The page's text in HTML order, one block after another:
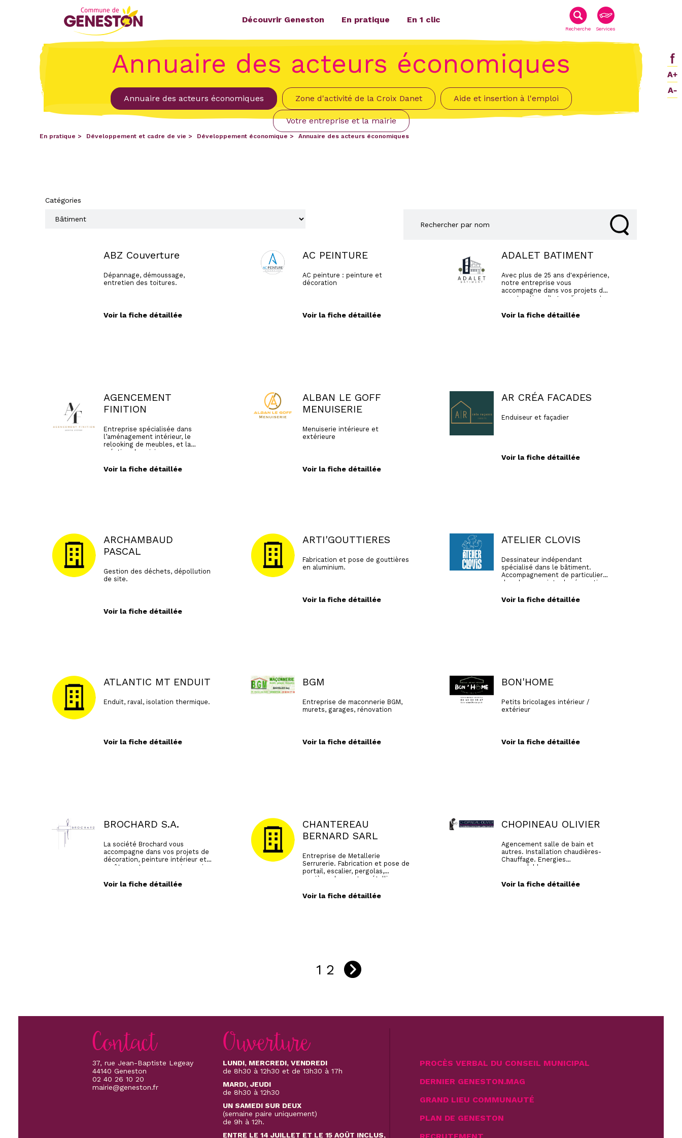
Recherche Services
Découvrir Geneston En pratique En 1 clic
Annuaire des acteurs économiques Zone d'activité de la Croix Danet Aide et insertion à l'emploi
Votre entreprise et la mairie
Annuaire des acteurs économiques
En pratique Développement et cadre de vie Développement économique Annuaire des acteurs économiques
Catégories
ABZ Couverture
Dépannage, démoussage,
entretien des toitures.
Voir la fiche détaillée
AC PEINTURE
AC peinture : peinture et
décoration
Voir la fiche détaillée
ADALET BATIMENT
Avec plus de 25 ans d'expérience,
notre entreprise vous
accompagne dans vos projets de
construction, d'agrandissement,
élévations. Nous disposons d'une
Voir la fiche détaillée
AGENCEMENT
FINITION
Entreprise spécialisée dans
l’aménagement intérieur, le
relooking de meubles, et la
création de cuisines sur-mesure.
Voir la fiche détaillée
ALBAN LE GOFF
MENUISERIE
Menuiserie intérieure et
extérieure
Voir la fiche détaillée
AR CRÉA FACADES
Enduiseur et façadier
Voir la fiche détaillée
ARCHAMBAUD
PASCAL
Gestion des déchets, dépollution
de site.
Voir la fiche détaillée
ARTI'GOUTTIERES
Fabrication et pose de gouttières
en aluminium.
Voir la fiche détaillée
ATELIER CLOVIS
Dessinateur indépendant
spécialisé dans le bâtiment.
Accompagnement de particuliers
dans leurs projets de rénovation,
Voir la fiche détaillée
ATLANTIC MT ENDUIT
Enduit, raval, isolation thermique.
Voir la fiche détaillée
BGM
Entreprise de maconnerie BGM,
murets, garages, rénovation
Voir la fiche détaillée
BON'HOME
Petits bricolages intérieur /
extérieur
Voir la fiche détaillée
BROCHARD S.A.
La société Brochard vous
accompagne dans vos projets de
décoration, peinture intérieur et
revêtements muraux mais aussi
deux locataires. Elle intervient
Voir la fiche détaillée
CHANTEREAU
BERNARD SARL
Entreprise de Metallerie
Serrurerie. Fabrication et pose de
portail, escalier, pergolas,
verrière, charpente métallique.
Voir la fiche détaillée
CHOPINEAU OLIVIER
Agencement salle de bain et
autres. Installation chaudières-
Chauffage. Energies
renouvelables
Voir la fiche détaillée
1 2
Contact
37, rue Jean-Baptiste Legeay
44140 Geneston
02 40 26 10 20
mairie@geneston.fr
Ouverture
LUNDI, MERCREDI, VENDREDI
de 8h30 à 12h30 et de 13h30 à 17h
MARDI, JEUDI
de 8h30 à 12h30
UN SAMEDI SUR DEUX
(semaine paire uniquement)
de 9h à 12h.
ENTRE LE 14 JUILLET ET LE 15 AOÛT INCLUS,
PROCÈS VERBAL DU CONSEIL MUNICIPAL
DERNIER GENESTON.MAG
GRAND LIEU COMMUNAUTÉ
PLAN DE GENESTON